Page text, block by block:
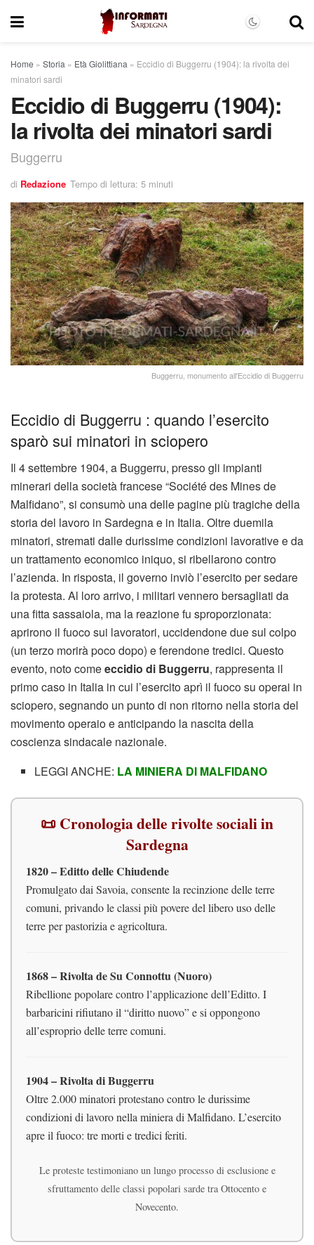
Home » Storia » Età Giolittiana » Eccidio di Buggerru (1904): la rivolta dei
minatori sardi
Eccidio di Buggerru (1904):
la rivolta dei minatori sardi
Buggerru
di Redazione Tempo di lettura: 5 minuti
Buggerru, monumento all'Eccidio di Buggerru
Eccidio di Buggerru : quando l’esercito
sparò sui minatori in sciopero
Il 4 settembre 1904, a Buggerru, presso gli impianti
minerari della società francese “Société des Mines de
Malfidano”, si consumò una delle pagine più tragiche della
storia del lavoro in Sardegna e in Italia. Oltre duemila
minatori, stremati dalle durissime condizioni lavorative e da
un trattamento economico iniquo, si ribellarono contro
l’azienda. In risposta, il governo inviò l’esercito per sedare
la protesta. Al loro arrivo, i militari vennero bersagliati da
una fitta sassaiola, ma la reazione fu sproporzionata:
aprirono il fuoco sui lavoratori, uccidendone due sul colpo
(un terzo morirà poco dopo) e ferendone tredici. Questo
evento, noto comeeccidio di Buggerru, rappresenta il
primo caso in Italia in cui l’esercito aprì il fuoco su operai in
sciopero, segnando un punto di non ritorno nella storia del
movimento operaio e anticipando la nascita della
coscienza sindacale nazionale.
LEGGI ANCHE: LA MINIERA DI MALFIDANO
📜 Cronologia delle rivolte sociali in
Sardegna
1820 – Editto delle Chiudende
Promulgato dai Savoia, consente la recinzione delle terre
comuni, privando le classi più povere del libero uso delle
terre per pastorizia e agricoltura.
1868 – Rivolta de Su Connottu (Nuoro)
Ribellione popolare contro l’applicazione dell’Editto. I
barbaricini rifiutano il “diritto nuovo” e si oppongono
all’esproprio delle terre comuni.
1904 – Rivolta di Buggerru
Oltre 2.000 minatori protestano contro le durissime
condizioni di lavoro nella miniera di Malfidano. L’esercito
apre il fuoco: tre morti e tredici feriti.
Le proteste testimoniano un lungo processo di esclusione e
sfruttamento delle classi popolari sarde tra Ottocento e
Novecento.